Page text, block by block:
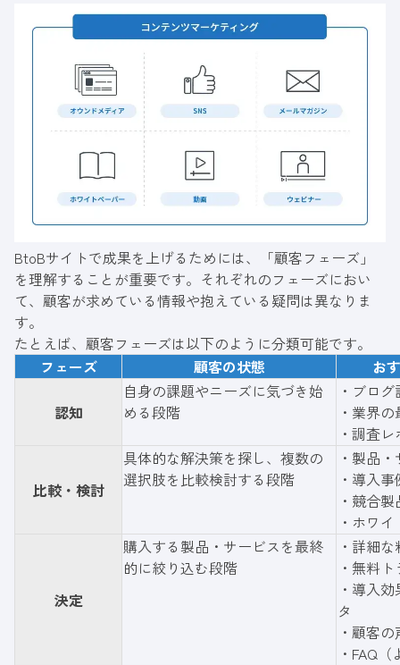
BtoBサイトで成果を上げるためには、「顧客フェーズ」
を理解することが重要です。それぞれのフェーズにおい
て、顧客が求めている情報や抱えている疑問は異なりま
す。
たとえば、顧客フェーズは以下のように分類可能です。
フェーズ
顧客の状態 お
認知
自身の課題やニーズに気づき始
める段階
・ブロ
・業界
・調査
比較・検討
具体的な解決策を探し、複数の
選択肢を比較検討する段階
・製品
・導入
・競合
・ホワ
決定
購入する製品・サービスを最終
的に絞り込む段階
・詳細
・無料
・導入
タ
・顧客
・FAQ